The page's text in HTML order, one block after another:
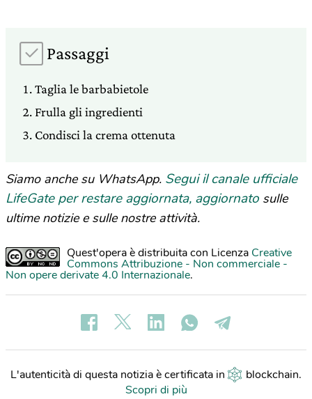
Passaggi
Taglia le barbabietole
Frulla gli ingredienti
Condisci la crema ottenuta
Siamo anche su WhatsApp. Segui il canale ufficiale
LifeGate per restare aggiornata, aggiornato sulle
ultime notizie e sulle nostre attività.
Quest'opera è distribuita con Licenza Creative
Commons Attribuzione - Non commerciale -
Non opere derivate 4.0 Internazionale.
L'autenticità di questa notizia è certificata in blockchain.
Scopri di più